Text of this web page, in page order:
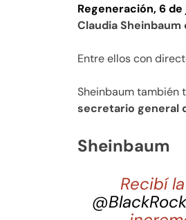
Regeneración, 6
Claudia
Entre ellos con
Sheinbaum también
secretario general
Sheinbaum
Recibí